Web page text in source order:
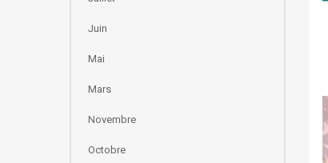
Juin
Mai
Mars
Novembre
Octobre